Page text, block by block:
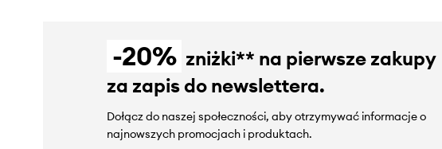
-20% zniżki** na pierwsze zakupy
za zapis do newslettera.
Dołącz do naszej społeczności, aby otrzymywać informacje o
najnowszych promocjach i produktach.